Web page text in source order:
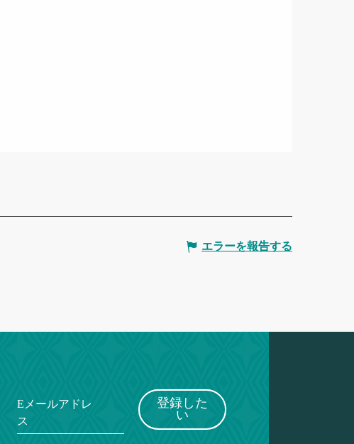
エラーを報告する
Eメールアドレ
ス
登録した
い